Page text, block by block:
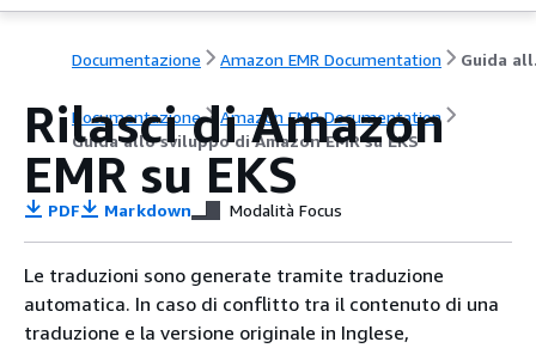
Documentazione Amazon EMR Documentation
Documentazione
Amazon EMR Documentation
Guida allo sviluppo di Amazon EMR su EKS
Rilasci di Amazon
EMR su EKS
PDF Markdown Modalità Focus
Le traduzioni sono generate tramite traduzione
automatica. In caso di conflitto tra il contenuto di una
traduzione e la versione originale in Inglese,